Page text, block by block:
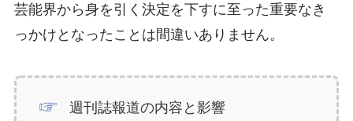
芸能界から身を引く決定を下すに至った重要なき
っかけとなったことは間違いありません。
週刊誌報道の内容と影響